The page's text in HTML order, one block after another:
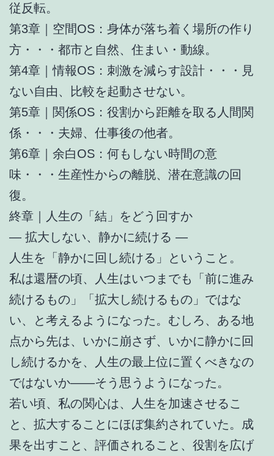
従反転。
第3章｜空間OS：身体が落ち着く場所の作り
方・・・都市と自然、住まい・動線。
第4章｜情報OS：刺激を減らす設計・・・見
ない自由、比較を起動させない。
第5章｜関係OS：役割から距離を取る人間関
係・・・夫婦、仕事後の他者。
第6章｜余白OS：何もしない時間の意
味・・・生産性からの離脱、潜在意識の回
復。
終章｜人生の「結」をどう回すか
― 拡大しない、静かに続ける ―
人生を「静かに回し続ける」ということ。
私は還暦の頃、人生はいつまでも「前に進み
続けるもの」「拡大し続けるもの」ではな
い、と考えるようになった。むしろ、ある地
点から先は、いかに崩さず、いかに静かに回
し続けるかを、人生の最上位に置くべきなの
ではないか――そう思うようになった。
若い頃、私の関心は、人生を加速させるこ
と、拡大することにほぼ集約されていた。成
果を出すこと、評価されること、役割を広げ